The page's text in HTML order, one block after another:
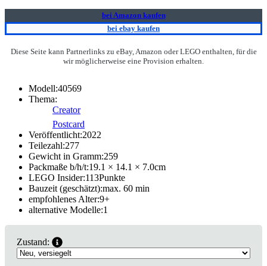
bei Amazon kaufen
bei ebay kaufen
Diese Seite kann Partnerlinks zu eBay, Amazon oder LEGO enthalten, für die
wir möglicherweise eine Provision erhalten.
Modell:40569
Thema:
Creator
Postcard
Veröffentlicht:2022
Teilezahl:277
Gewicht in Gramm:259
Packmaße b/h/t:19.1 × 14.1 × 7.0cm
LEGO Insider:113Punkte
Bauzeit (geschätzt):max. 60 min
empfohlenes Alter:9+
alternative Modelle:1
Zustand: